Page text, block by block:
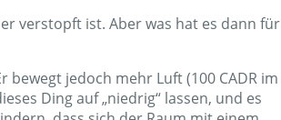
Schaumstoff oder einem
Geld ausgeben. Wenn Sie sich nicht um
selbst zuzuschneiden. Das andere
dieses Ding installieren und den
verstopfen Sie den